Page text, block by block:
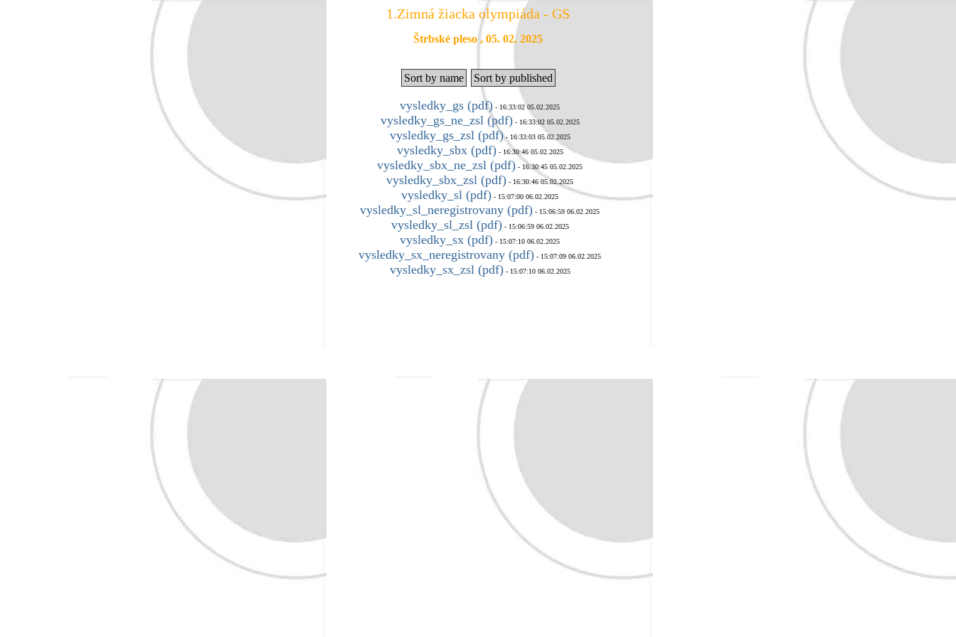
1.Zimná žiacka olympiáda - GS
Štrbské pleso , 05. 02. 2025
Sort by name Sort by published
vysledky_gs (pdf) - 16:33:02 05.02.2025
vysledky_gs_ne_zsl (pdf)- 16:33:02 05.02.2025
vysledky_gs_zsl (pdf)- 16:33:03 05.02.2025
vysledky_sbx (pdf)- 16:30:46 05.02.2025
vysledky_sbx_ne_zsl (pdf) - 16:30:45 05.02.2025
vysledky_sbx_zsl (pdf) - 16:30:46 05.02.2025
vysledky_sl (pdf) - 15:07:00 06.02.2025
vysledky_sl_neregistrovany (pdf) - 15:06:59 06.02.2025
vysledky_sl_zsl (pdf)- 15:06:59 06.02.2025
vysledky_sx (pdf) - 15:07:10 06.02.2025
vysledky_sx_neregistrovany (pdf) - 15:07:09 06.02.2025
vysledky_sx_zsl (pdf)- 15:07:10 06.02.2025